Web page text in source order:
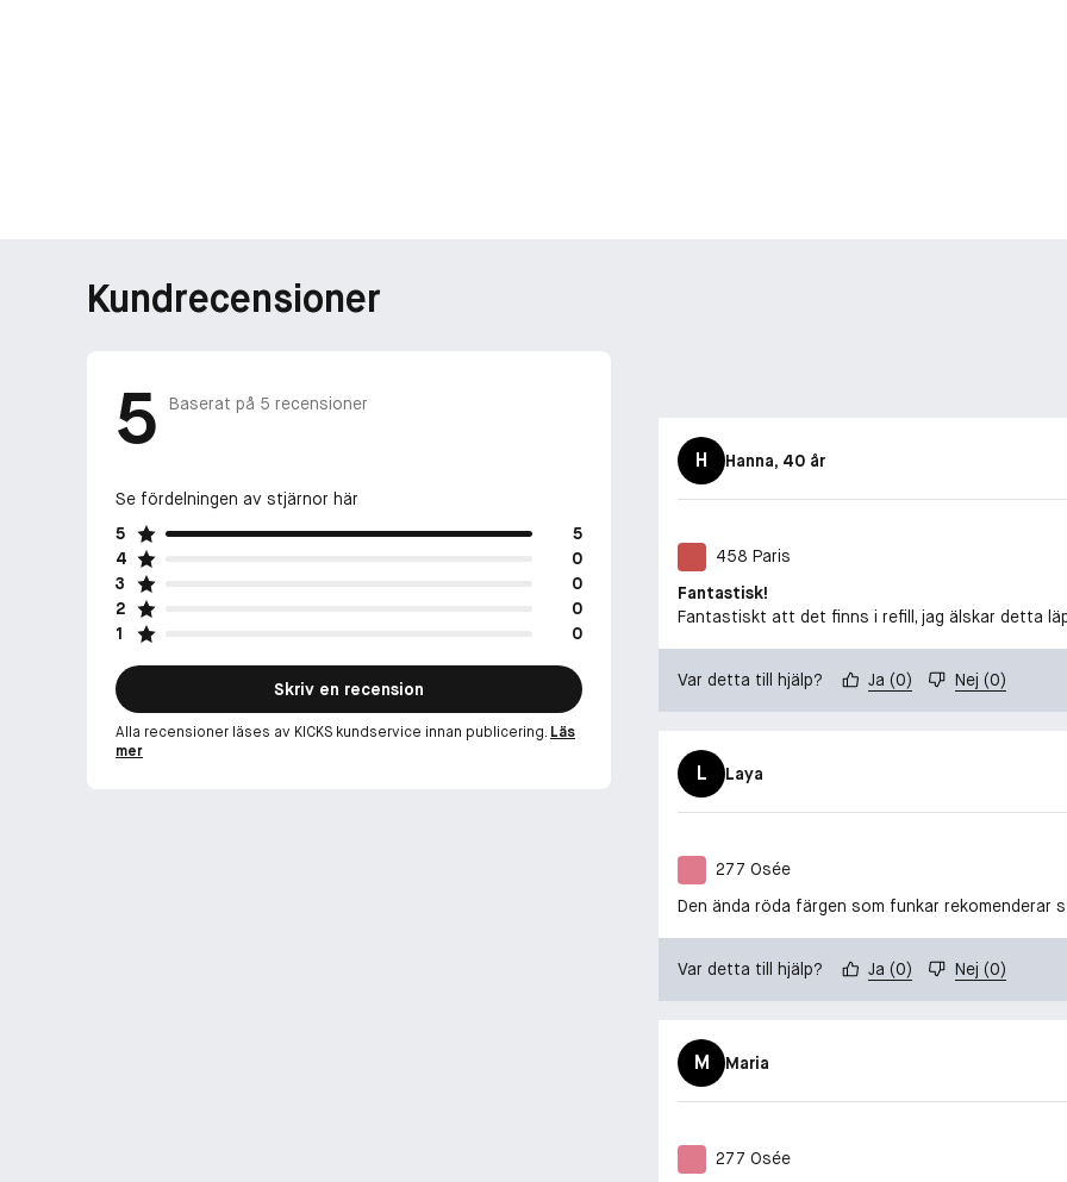
Kundrecensioner
5 Baserat på 5 recensioner
Se fördelningen av stjärnor här
5
5
4
0
3
0
2
0
1
0
Skriv en recension
Alla recensioner läses av KICKS kundservice innan publicering. Läs
mer
H Hanna, 40 år
458 Paris
Fantastisk!
Fantastiskt att det finns i refill, jag älskar detta
Var detta till hjälp? Ja (0) Nej (0)
L Laya
277 Osée
Den ända röda färgen som funkar rekomenderar
Var detta till hjälp? Ja (0) Nej (0)
M Maria
277 Osée